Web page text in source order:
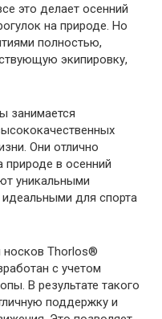
это делает осенний
на природе. Но
полностью,
экипировку,
занимается
Они отлично
природе в осенний
уникальными
для спорта
носков Thorlos®
с учетом
В результате такого
поддержку и